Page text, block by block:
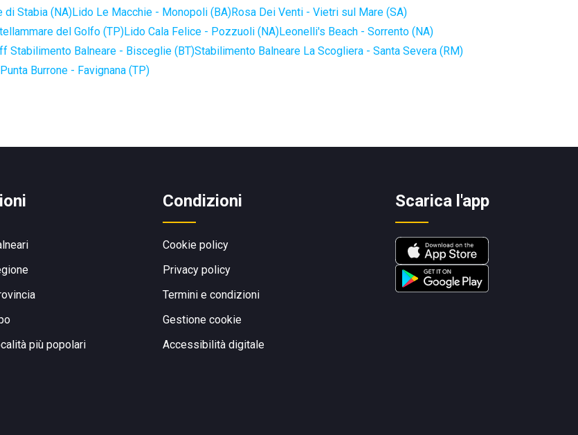
di Stabia (NA)Lido Le Macchie - Monopoli (BA)Rosa Dei Venti - Vietri sul Mare (SA)
del Golfo (TP)Lido Cala Felice - Pozzuoli (NA)Leonelli's Beach - Sorrento (NA)
Stabilimento Balneare - Bisceglie (BT)Stabilimento Balneare La Scogliera - Santa Severa (RM)
Burrone - Favignana (TP)
più popolari
Condizioni
Cookie policy
Privacy policy
Termini e condizioni
Gestione cookie
Accessibilità digitale
Scarica l'app